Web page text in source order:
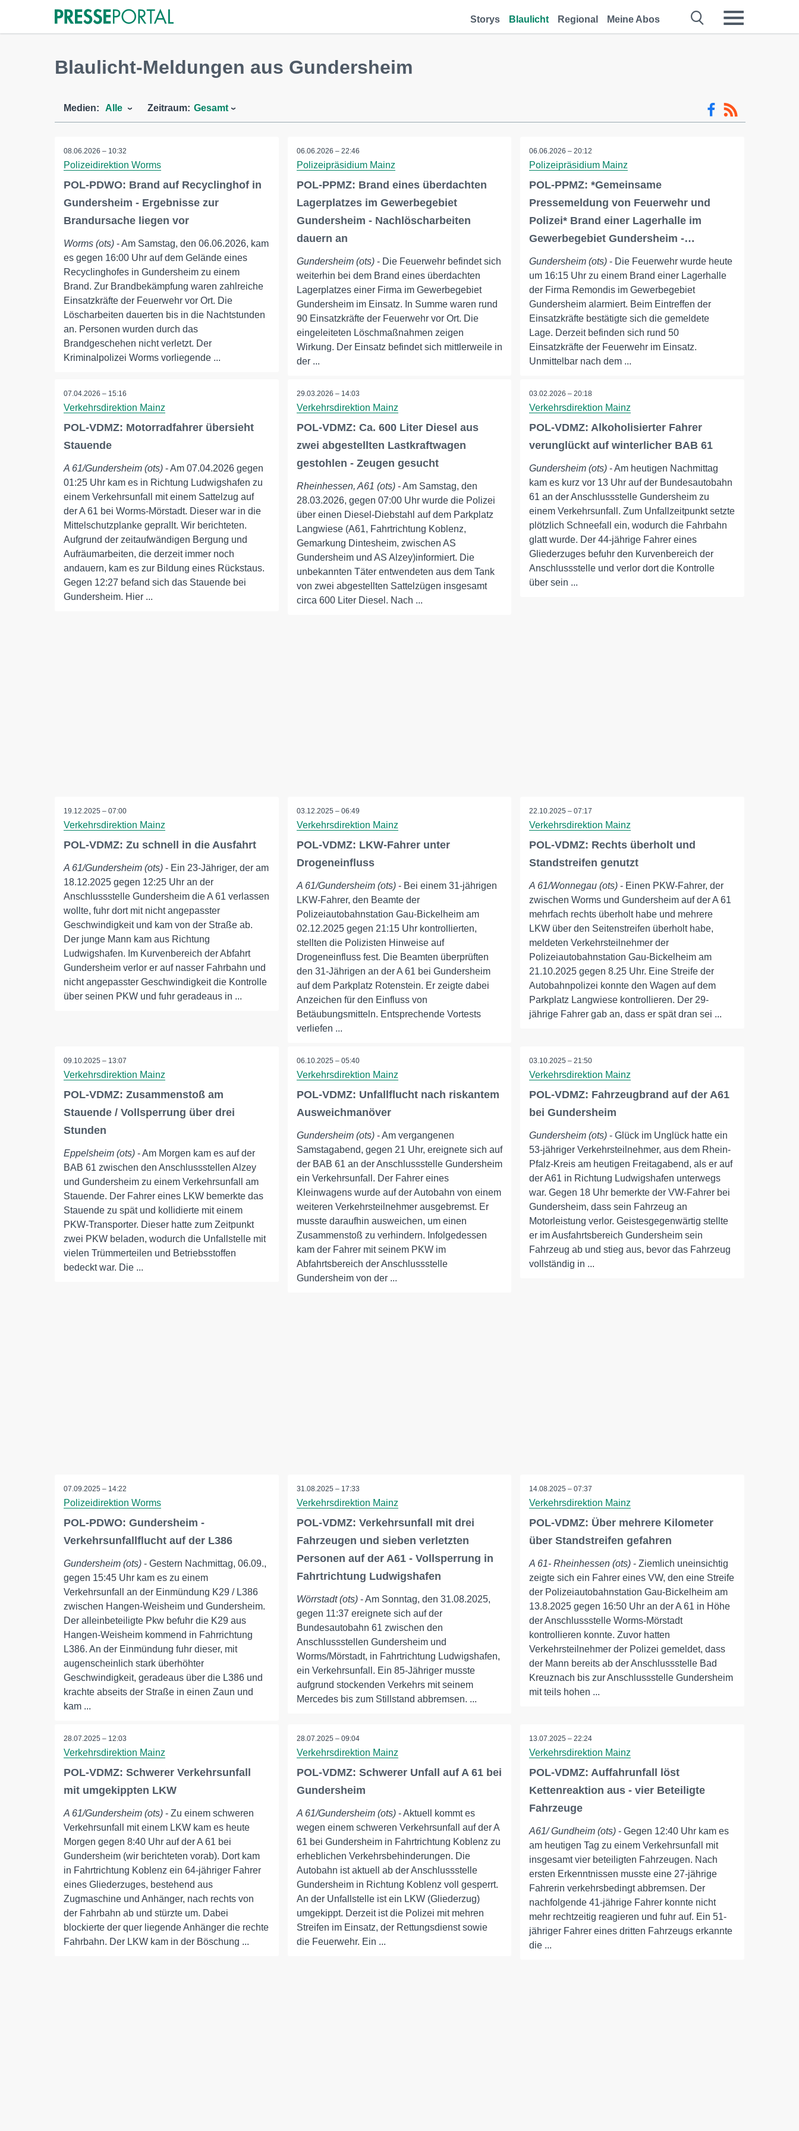
Storys Blaulicht Regional Meine Abos
Blaulicht-Meldungen aus Gundersheim
Medien: Alle Zeitraum: Gesamt
08.06.2026 – 10:32
Polizeidirektion Worms
POL-PDWO: Brand auf Recyclinghof in
Gundersheim - Ergebnisse zur
Brandursache liegen vor
Worms (ots) - Am Samstag, den 06.06.2026, kam
es gegen 16:00 Uhr auf dem Gelände eines
Recyclinghofes in Gundersheim zu einem
Brand. Zur Brandbekämpfung waren zahlreiche
Einsatzkräfte der Feuerwehr vor Ort. Die
Löscharbeiten dauerten bis in die Nachtstunden
an. Personen wurden durch das
Brandgeschehen nicht verletzt. Der
Kriminalpolizei Worms vorliegende ...
06.06.2026 – 22:46
Polizeipräsidium Mainz
POL-PPMZ: Brand eines überdachten
Lagerplatzes im Gewerbegebiet
Gundersheim - Nachlöscharbeiten
dauern an
Gundersheim (ots)- Die Feuerwehr befindet sich
weiterhin bei dem Brand eines überdachten
Lagerplatzes einer Firma im Gewerbegebiet
Gundersheim im Einsatz. In Summe waren rund
90 Einsatzkräfte der Feuerwehr vor Ort. Die
eingeleiteten Löschmaßnahmen zeigen
Wirkung. Der Einsatz befindet sich mittlerweile in
der ...
06.06.2026 – 20:12
Polizeipräsidium Mainz
POL-PPMZ: *Gemeinsame
Pressemeldung von Feuerwehr und
Polizei* Brand einer Lagerhalle im
Gewerbegebiet Gundersheim -…
Gundersheim (ots) - Die Feuerwehr wurde heute
um 16:15 Uhr zu einem Brand einer Lagerhalle
der Firma Remondis im Gewerbegebiet
Gundersheim alarmiert. Beim Eintreffen der
Einsatzkräfte bestätigte sich die gemeldete
Lage. Derzeit befinden sich rund 50
Einsatzkräfte der Feuerwehr im Einsatz.
Unmittelbar nach dem ...
07.04.2026 – 15:16
Verkehrsdirektion Mainz
POL-VDMZ: Motorradfahrer übersieht
Stauende
A 61/Gundersheim (ots) - Am 07.04.2026 gegen
01:25 Uhr kam es in Richtung Ludwigshafen zu
einem Verkehrsunfall mit einem Sattelzug auf
der A 61 bei Worms-Mörstadt. Dieser war in die
Mittelschutzplanke geprallt. Wir berichteten.
Aufgrund der zeitaufwändigen Bergung und
Aufräumarbeiten, die derzeit immer noch
andauern, kam es zur Bildung eines Rückstaus.
Gegen 12:27 befand sich das Stauende bei
Gundersheim. Hier ...
29.03.2026 – 14:03
Verkehrsdirektion Mainz
POL-VDMZ: Ca. 600 Liter Diesel aus
zwei abgestellten Lastkraftwagen
gestohlen - Zeugen gesucht
Rheinhessen, A61 (ots)- Am Samstag, den
28.03.2026, gegen 07:00 Uhr wurde die Polizei
über einen Diesel-Diebstahl auf dem Parkplatz
Langwiese (A61, Fahrtrichtung Koblenz,
Gemarkung Dintesheim, zwischen AS
Gundersheim und AS Alzey)informiert. Die
unbekannten Täter entwendeten aus dem Tank
von zwei abgestellten Sattelzügen insgesamt
circa 600 Liter Diesel. Nach ...
03.02.2026 – 20:18
Verkehrsdirektion Mainz
POL-VDMZ: Alkoholisierter Fahrer
verunglückt auf winterlicher BAB 61
Gundersheim (ots) - Am heutigen Nachmittag
kam es kurz vor 13 Uhr auf der Bundesautobahn
61 an der Anschlussstelle Gundersheim zu
einem Verkehrsunfall. Zum Unfallzeitpunkt setzte
plötzlich Schneefall ein, wodurch die Fahrbahn
glatt wurde. Der 44-jährige Fahrer eines
Gliederzuges befuhr den Kurvenbereich der
Anschlussstelle und verlor dort die Kontrolle
über sein ...
19.12.2025 – 07:00
Verkehrsdirektion Mainz
POL-VDMZ: Zu schnell in die Ausfahrt
A 61/Gundersheim (ots) - Ein 23-Jähriger, der am
18.12.2025 gegen 12:25 Uhr an der
Anschlussstelle Gundersheim die A 61 verlassen
wollte, fuhr dort mit nicht angepasster
Geschwindigkeit und kam von der Straße ab.
Der junge Mann kam aus Richtung
Ludwigshafen. Im Kurvenbereich der Abfahrt
Gundersheim verlor er auf nasser Fahrbahn und
nicht angepasster Geschwindigkeit die Kontrolle
über seinen PKW und fuhr geradeaus in ...
03.12.2025 – 06:49
Verkehrsdirektion Mainz
POL-VDMZ: LKW-Fahrer unter
Drogeneinfluss
A 61/Gundersheim (ots)- Bei einem 31-jährigen
LKW-Fahrer, den Beamte der
Polizeiautobahnstation Gau-Bickelheim am
02.12.2025 gegen 21:15 Uhr kontrollierten,
stellten die Polizisten Hinweise auf
Drogeneinfluss fest. Die Beamten überprüften
den 31-Jährigen an der A 61 bei Gundersheim
auf dem Parkplatz Rotenstein. Er zeigte dabei
Anzeichen für den Einfluss von
Betäubungsmitteln. Entsprechende Vortests
verliefen ...
22.10.2025 – 07:17
Verkehrsdirektion Mainz
POL-VDMZ: Rechts überholt und
Standstreifen genutzt
A 61/Wonnegau (ots) - Einen PKW-Fahrer, der
zwischen Worms und Gundersheim auf der A 61
mehrfach rechts überholt habe und mehrere
LKW über den Seitenstreifen überholt habe,
meldeten Verkehrsteilnehmer der
Polizeiautobahnstation Gau-Bickelheim am
21.10.2025 gegen 8.25 Uhr. Eine Streife der
Autobahnpolizei konnte den Wagen auf dem
Parkplatz Langwiese kontrollieren. Der 29-
jährige Fahrer gab an, dass er spät dran sei ...
09.10.2025 – 13:07
Verkehrsdirektion Mainz
POL-VDMZ: Zusammenstoß am
Stauende / Vollsperrung über drei
Stunden
Eppelsheim (ots) - Am Morgen kam es auf der
BAB 61 zwischen den Anschlussstellen Alzey
und Gundersheim zu einem Verkehrsunfall am
Stauende. Der Fahrer eines LKW bemerkte das
Stauende zu spät und kollidierte mit einem
PKW-Transporter. Dieser hatte zum Zeitpunkt
zwei PKW beladen, wodurch die Unfallstelle mit
vielen Trümmerteilen und Betriebsstoffen
bedeckt war. Die ...
06.10.2025 – 05:40
Verkehrsdirektion Mainz
POL-VDMZ: Unfallflucht nach riskantem
Ausweichmanöver
Gundersheim (ots)- Am vergangenen
Samstagabend, gegen 21 Uhr, ereignete sich auf
der BAB 61 an der Anschlussstelle Gundersheim
ein Verkehrsunfall. Der Fahrer eines
Kleinwagens wurde auf der Autobahn von einem
weiteren Verkehrsteilnehmer ausgebremst. Er
musste daraufhin ausweichen, um einen
Zusammenstoß zu verhindern. Infolgedessen
kam der Fahrer mit seinem PKW im
Abfahrtsbereich der Anschlussstelle
Gundersheim von der ...
03.10.2025 – 21:50
Verkehrsdirektion Mainz
POL-VDMZ: Fahrzeugbrand auf der A61
bei Gundersheim
Gundersheim (ots) - Glück im Unglück hatte ein
53-jähriger Verkehrsteilnehmer, aus dem Rhein-
Pfalz-Kreis am heutigen Freitagabend, als er auf
der A61 in Richtung Ludwigshafen unterwegs
war. Gegen 18 Uhr bemerkte der VW-Fahrer bei
Gundersheim, dass sein Fahrzeug an
Motorleistung verlor. Geistesgegenwärtig stellte
er im Ausfahrtsbereich Gundersheim sein
Fahrzeug ab und stieg aus, bevor das Fahrzeug
vollständig in ...
07.09.2025 – 14:22
Polizeidirektion Worms
POL-PDWO: Gundersheim -
Verkehrsunfallflucht auf der L386
Gundersheim (ots) - Gestern Nachmittag, 06.09.,
gegen 15:45 Uhr kam es zu einem
Verkehrsunfall an der Einmündung K29 / L386
zwischen Hangen-Weisheim und Gundersheim.
Der alleinbeteiligte Pkw befuhr die K29 aus
Hangen-Weisheim kommend in Fahrrichtung
L386. An der Einmündung fuhr dieser, mit
augenscheinlich stark überhöhter
Geschwindigkeit, geradeaus über die L386 und
krachte abseits der Straße in einen Zaun und
kam ...
31.08.2025 – 17:33
Verkehrsdirektion Mainz
POL-VDMZ: Verkehrsunfall mit drei
Fahrzeugen und sieben verletzten
Personen auf der A61 - Vollsperrung in
Fahrtrichtung Ludwigshafen
Wörrstadt (ots)- Am Sonntag, den 31.08.2025,
gegen 11:37 ereignete sich auf der
Bundesautobahn 61 zwischen den
Anschlussstellen Gundersheim und
Worms/Mörstadt, in Fahrtrichtung Ludwigshafen,
ein Verkehrsunfall. Ein 85-Jähriger musste
aufgrund stockenden Verkehrs mit seinem
Mercedes bis zum Stillstand abbremsen. ...
14.08.2025 – 07:37
Verkehrsdirektion Mainz
POL-VDMZ: Über mehrere Kilometer
über Standstreifen gefahren
A 61- Rheinhessen (ots) - Ziemlich uneinsichtig
zeigte sich ein Fahrer eines VW, den eine Streife
der Polizeiautobahnstation Gau-Bickelheim am
13.8.2025 gegen 16:50 Uhr an der A 61 in Höhe
der Anschlussstelle Worms-Mörstadt
kontrollieren konnte. Zuvor hatten
Verkehrsteilnehmer der Polizei gemeldet, dass
der Mann bereits ab der Anschlussstelle Bad
Kreuznach bis zur Anschlussstelle Gundersheim
mit teils hohen ...
28.07.2025 – 12:03
Verkehrsdirektion Mainz
POL-VDMZ: Schwerer Verkehrsunfall
mit umgekippten LKW
A 61/Gundersheim (ots) - Zu einem schweren
Verkehrsunfall mit einem LKW kam es heute
Morgen gegen 8:40 Uhr auf der A 61 bei
Gundersheim (wir berichteten vorab). Dort kam
in Fahrtrichtung Koblenz ein 64-jähriger Fahrer
eines Gliederzuges, bestehend aus
Zugmaschine und Anhänger, nach rechts von
der Fahrbahn ab und stürzte um. Dabei
blockierte der quer liegende Anhänger die rechte
Fahrbahn. Der LKW kam in der Böschung ...
28.07.2025 – 09:04
Verkehrsdirektion Mainz
POL-VDMZ: Schwerer Unfall auf A 61 bei
Gundersheim
A 61/Gundersheim (ots)- Aktuell kommt es
wegen einem schweren Verkehrsunfall auf der A
61 bei Gundersheim in Fahrtrichtung Koblenz zu
erheblichen Verkehrsbehinderungen. Die
Autobahn ist aktuell ab der Anschlussstelle
Gundersheim in Richtung Koblenz voll gesperrt.
An der Unfallstelle ist ein LKW (Gliederzug)
umgekippt. Derzeit ist die Polizei mit mehren
Streifen im Einsatz, der Rettungsdienst sowie
die Feuerwehr. Ein ...
13.07.2025 – 22:24
Verkehrsdirektion Mainz
POL-VDMZ: Auffahrunfall löst
Kettenreaktion aus - vier Beteiligte
Fahrzeuge
A61/ Gundheim (ots) - Gegen 12:40 Uhr kam es
am heutigen Tag zu einem Verkehrsunfall mit
insgesamt vier beteiligten Fahrzeugen. Nach
ersten Erkenntnissen musste eine 27-jährige
Fahrerin verkehrsbedingt abbremsen. Der
nachfolgende 41-jährige Fahrer konnte nicht
mehr rechtzeitig reagieren und fuhr auf. Ein 51-
jähriger Fahrer eines dritten Fahrzeugs erkannte
die ...